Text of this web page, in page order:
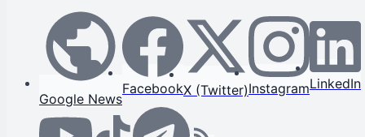
Google News
FacebookX (Twitter)InstagramLinkedIn